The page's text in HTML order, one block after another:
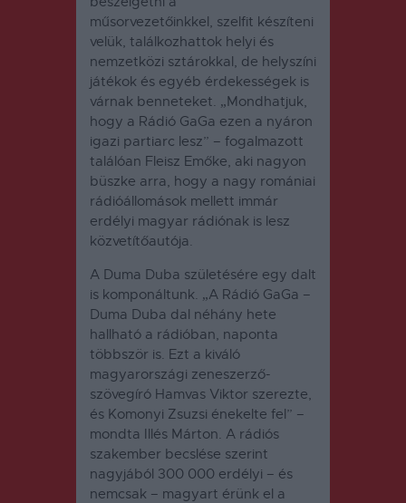
műsorvezetőinkkel, szelfit készíteni
velük, találkozhattok helyi és
nemzetközi sztárokkal, de helyszíni
játékok és egyéb érdekességek is
várnak benneteket. „Mondhatjuk,
hogy a Rádió GaGa ezen a nyáron
igazi partiarc lesz” – fogalmazott
találóan Fleisz Emőke, aki nagyon
büszke arra, hogy a nagy romániai
rádióállomások mellett immár
erdélyi magyar rádiónak is lesz
közvetítőautója.
A Duma Duba születésére egy dalt
is komponáltunk. „A Rádió GaGa –
Duma Duba dal néhány hete
hallható a rádióban, naponta
többször is. Ezt a kiváló
magyarországi zeneszerző-
szövegíró Hamvas Viktor szerezte,
és Komonyi Zsuzsi énekelte fel” –
mondta Illés Márton. A rádiós
szakember becslése szerint
nagyjából 300 000 erdélyi – és
nemcsak – magyart érünk el a